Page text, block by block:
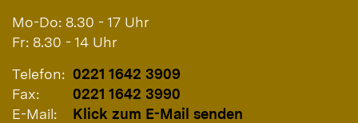
Mo-Do: 8.30 - 17 Uhr
Fr: 8.30 - 14 Uhr
Telefon: 0221 1642 3909
Fax:
0221 1642 3990
E-Mail:
Klick zum E-Mail senden